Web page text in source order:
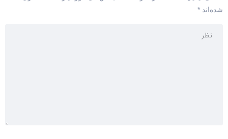
شده‌اند *